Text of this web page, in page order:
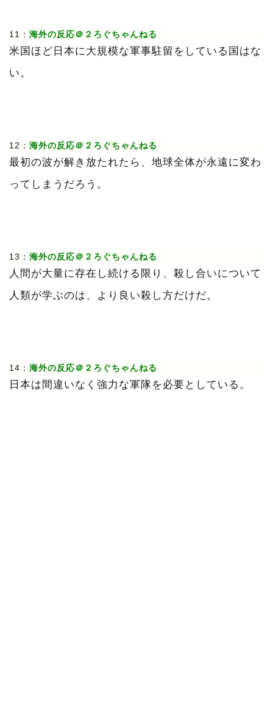
11： 海外の反応＠２ろぐちゃんねる
米国ほど日本に大規模な軍事駐留をしている国はな
い。
12： 海外の反応＠２ろぐちゃんねる
最初の波が解き放たれたら、地球全体が永遠に変わ
ってしまうだろう。
13： 海外の反応＠２ろぐちゃんねる
人間が大量に存在し続ける限り、殺し合いについて
人類が学ぶのは、より良い殺し方だけだ。
14： 海外の反応＠２ろぐちゃんねる
日本は間違いなく強力な軍隊を必要としている。